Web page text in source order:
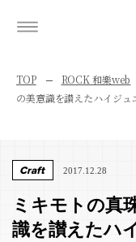
TOP ROCK 和樂web
の美意識を讃えたハイジュ
Craft 2017.12.28
ミキモトの真
識を讃えたハ